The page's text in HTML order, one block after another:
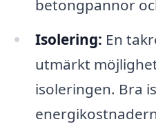
betongpannor
Isolering: En
utmärkt
isoleringen. Bra